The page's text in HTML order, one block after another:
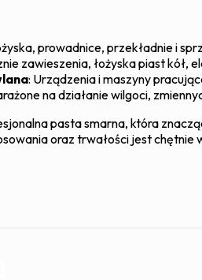
prowadnice, przekładnie i
zawieszenia, łożyska piast kół,
: Urządzenia i maszyny
na działanie wilgoci,
pasta smarna, która
oraz trwałości jest